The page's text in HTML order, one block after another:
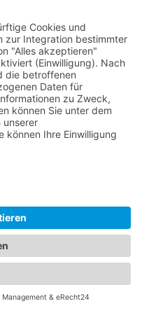
Hamm
wichtigen
bietet Ihnen
um Kinderärzte
auch alle
Thema Augenärzte.
Ihrer Kinder
zu finden.
Erfahrung
zu ihren
und Standorten
für die
Kinder zu finden.